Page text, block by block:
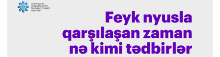
Donald Trampın oğlu Enes Kanterin WNBA
planını dəstəklədi